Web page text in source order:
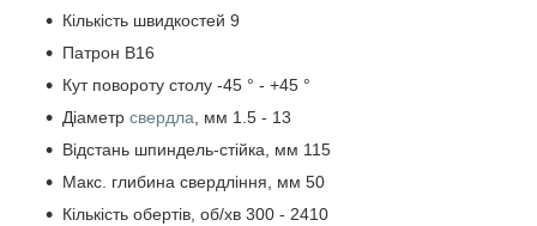
Кількість швидкостей 9
Патрон B16
Кут повороту столу -45 ° - +45 °
Діаметр свердла, мм 1.5 - 13
Відстань шпиндель-стійка, мм 115
Макс. глибина свердління, мм 50
Кількість обертів, об/хв 300 - 2410